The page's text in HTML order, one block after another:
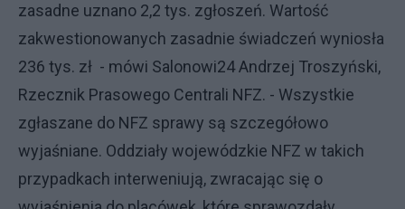
zasadne uznano 2,2 tys. zgłoszeń. Wartość
zakwestionowanych zasadnie świadczeń wyniosła
236 tys. zł - mówi Salonowi24 Andrzej Troszyński,
Rzecznik Prasowego Centrali NFZ. - Wszystkie
zgłaszane do NFZ sprawy są szczegółowo
wyjaśniane. Oddziały wojewódzkie NFZ w takich
przypadkach interweniują, zwracając się o